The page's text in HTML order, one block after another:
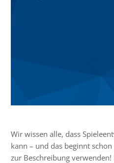
Wir wissen alle, dass
kann – und das beginnt
zur Beschreibung